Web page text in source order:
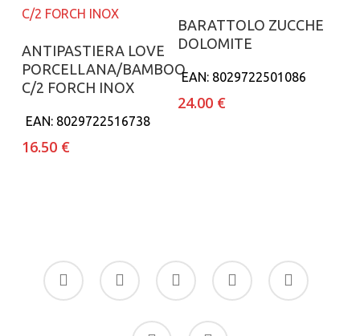
Aggiungi al carrello
ANTIPASTIERA LOVE
PORCELLANA/BAMBOO
C/2 FORCH INOX
EAN: 8029722516738
16.50 €
Aggiungi al carrello
BARATTOLO ZUCCHE
DOLOMITE
EAN: 8029722501086
24.00 €
facebook
google-
plus
instagram whatsapp tiktok
phone email